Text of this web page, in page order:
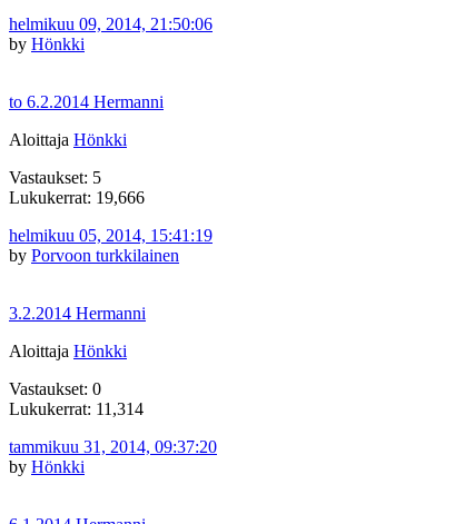
helmikuu 09, 2014, 21:50:06
by Hönkki
to 6.2.2014 Hermanni
Aloittaja Hönkki
Vastaukset: 5
Lukukerrat: 19,666
helmikuu 05, 2014, 15:41:19
by Porvoon turkkilainen
3.2.2014 Hermanni
Aloittaja Hönkki
Vastaukset: 0
Lukukerrat: 11,314
tammikuu 31, 2014, 09:37:20
by Hönkki